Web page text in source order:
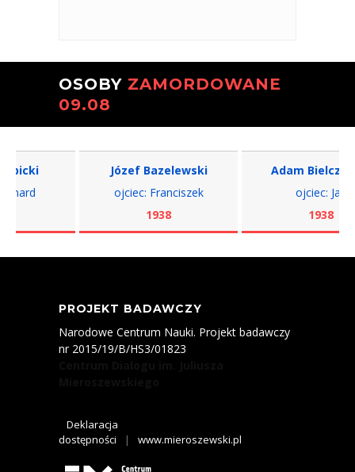
OSOBY ZAMORDOWANE
09.08
Józef Bazelewski
ojciec: Franciszek
1938
Adam
ojciec: Jan
1938
PROJEKT BADAWCZY
Narodowe Centrum Nauki. Projekt badawczy
nr 2015/19/B/HS3/01823
Deklaracja
dostępności
| www.mieroszewski.pl